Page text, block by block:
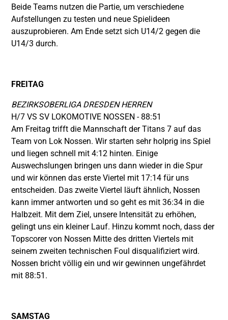
Beide Teams nutzen die Partie, um verschiedene
Aufstellungen zu testen und neue Spielideen
auszuprobieren. Am Ende setzt sich U14/2 gegen die
U14/3 durch.
FREITAG
BEZIRKSOBERLIGA DRESDEN HERREN
H/7 VS SV LOKOMOTIVE NOSSEN - 88:51
Am Freitag trifft die Mannschaft der Titans 7 auf das
Team von Lok Nossen. Wir starten sehr holprig ins Spiel
und liegen schnell mit 4:12 hinten. Einige
Auswechslungen bringen uns dann wieder in die Spur
und wir können das erste Viertel mit 17:14 für uns
entscheiden. Das zweite Viertel läuft ähnlich, Nossen
kann immer antworten und so geht es mit 36:34 in die
Halbzeit. Mit dem Ziel, unsere Intensität zu erhöhen,
gelingt uns ein kleiner Lauf. Hinzu kommt noch, dass der
Topscorer von Nossen Mitte des dritten Viertels mit
seinem zweiten technischen Foul disqualifiziert wird.
Nossen bricht völlig ein und wir gewinnen ungefährdet
mit 88:51.
SAMSTAG